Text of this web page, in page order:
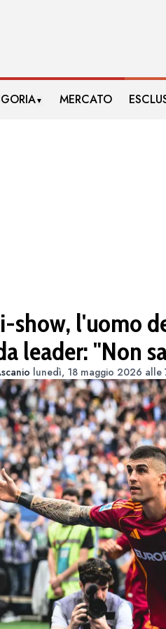
▼ MERCATO
show, l'uomo
leader: "Non
lunedì, 18 maggio 2026 alle